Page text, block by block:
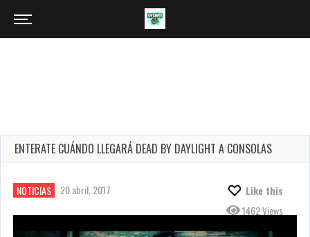
ENTERATE CUÁNDO LLEGARÁ DEAD BY DAYLIGHT A CONSOLAS
NOTICIAS 20 abril, 2017
Like this
1462 Views